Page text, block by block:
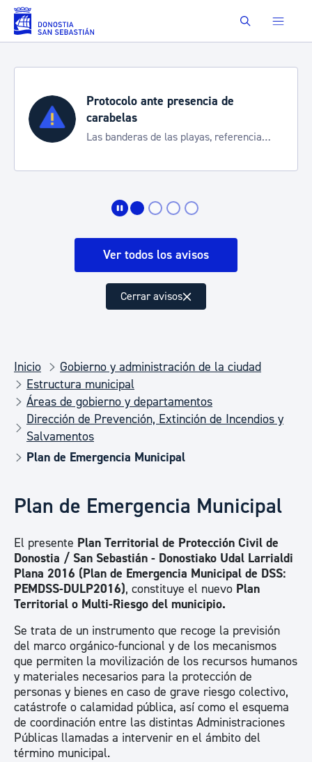
Saltar al contenido principal Buscar
Protocolo ante presencia de
carabelas
Las banderas de las playas, referencia
Ver todos los avisos
Cerrar avisos
Inicio
Gobierno y administración de la ciudad
Estructura municipal
Áreas de gobierno y departamentos
Dirección de Prevención, Extinción de Incendios y
Salvamentos
Plan de Emergencia Municipal
Plan de Emergencia Municipal
El presente Plan Territorial de Protección Civil de
Donostia / San Sebastián - Donostiako Udal Larrialdi
Plana 2016 (Plan de Emergencia Municipal de DSS:
PEMDSS-DULP2016), constituye el nuevo Plan
Territorial o Multi-Riesgo del municipio.
Se trata de un instrumento que recoge la previsión
del marco orgánico-funcional y de los mecanismos
que permiten la movilización de los recursos humanos
y materiales necesarios para la protección de
personas y bienes en caso de grave riesgo colectivo,
catástrofe o calamidad pública, así como el esquema
de coordinación entre las distintas Administraciones
Públicas llamadas a intervenir en el ámbito del
término municipal.